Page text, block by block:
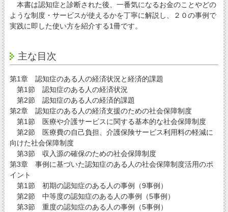
本書は認知症と診断された後、一番気になるお金のことやどの
ような制度・サービスが使えるかを丁寧に解説し、２０の事例で
実践に即した使い方を紹介する1冊です。
主な目次
第1章 認知症のある人の経済状況と経済的課題
第1節 認知症のある人の経済状況
第2節 認知症のある人の経済的課題
第2章 認知症のある人の経済支援のための社会保障制度
第1節 医療や介護サービスに関する基本的な社会保障制度
第2節 医療費の自己負担、介護保険サービス利用料の軽減に
向けた社会保障制度
第3節 収入源の確保のための社会保障制度
第3章 事例に基づいた認知症のある人の社会保障制度活用のポ
イント
第1節 初期の認知症のある人の事例（9事例）
第2節 中等度の認知症のある人の事例（5事例）
第3節 重度の認知症のある人の事例（5事例）